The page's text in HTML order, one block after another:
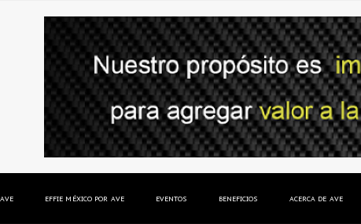
EFFIE MÉXICO POR AVE EVENTOS BENEFICIOS ACERCA DE AVE